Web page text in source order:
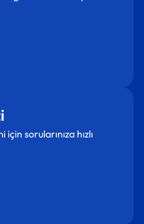
sorularınıza hızlı